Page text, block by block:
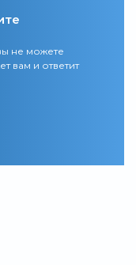
не можете
вам и ответит